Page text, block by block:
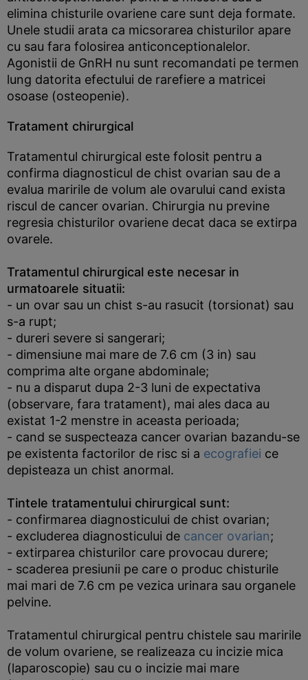
elimina chisturile ovariene care sunt deja formate.
Unele studii arata ca micsorarea chisturilor apare
cu sau fara folosirea anticonceptionalelor.
Agonistii de GnRH nu sunt recomandati pe termen
lung datorita efectului de rarefiere a matricei
osoase (osteopenie).
Tratament chirurgical
Tratamentul chirurgical este folosit pentru a
confirma diagnosticul de chist ovarian sau de a
evalua maririle de volum ale ovarului cand exista
riscul de cancer ovarian. Chirurgia nu previne
regresia chisturilor ovariene decat daca se extirpa
ovarele.
Tratamentul chirurgical este necesar in
urmatoarele situatii:
- un ovar sau un chist s-au rasucit (torsionat) sau
s-a rupt;
- dureri severe si sangerari;
- dimensiune mai mare de 7.6 cm (3 in) sau
comprima alte organe abdominale;
- nu a disparut dupa 2-3 luni de expectativa
(observare, fara tratament), mai ales daca au
existat 1-2 menstre in aceasta perioada;
- cand se suspecteaza cancer ovarian bazandu-se
pe existenta factorilor de risc si a ecografiei ce
depisteaza un chist anormal.
Tintele tratamentului chirurgical sunt:
- confirmarea diagnosticului de chist ovarian;
- excluderea diagnosticului de cancer ovarian;
- extirparea chisturilor care provocau durere;
- scaderea presiunii pe care o produc chisturile
mai mari de 7.6 cm pe vezica urinara sau organele
pelvine.
Tratamentul chirurgical pentru chistele sau maririle
de volum ovariene, se realizeaza cu incizie mica
(laparoscopie) sau cu o incizie mai mare